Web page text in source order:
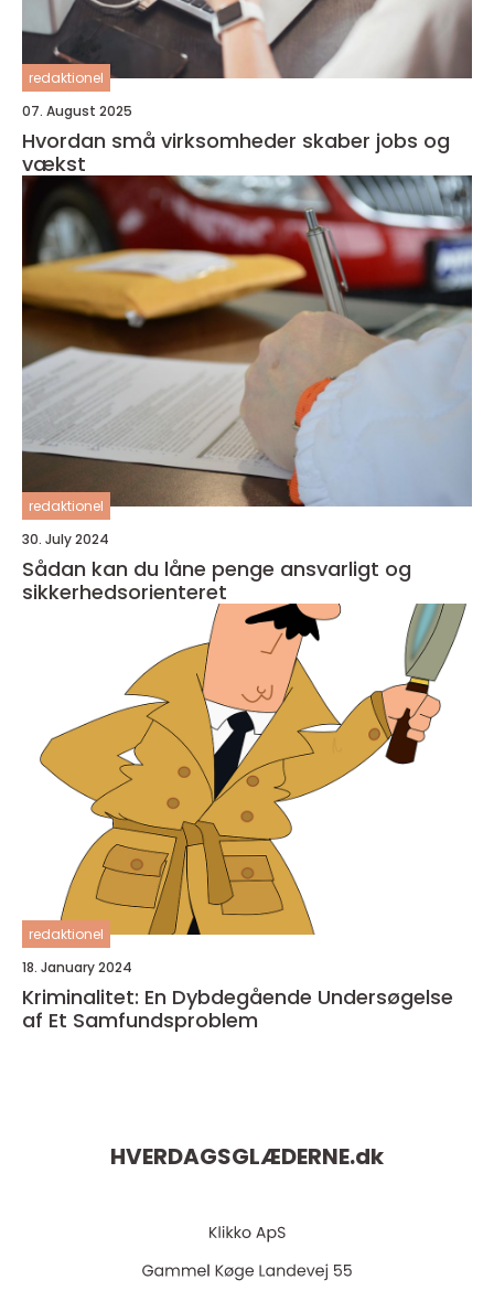
redaktionel
07. August 2025
Hvordan små virksomheder skaber jobs og
vækst
redaktionel
30. July 2024
Sådan kan du låne penge ansvarligt og
sikkerhedsorienteret
redaktionel
18. January 2024
Kriminalitet: En Dybdegående Undersøgelse
af Et Samfundsproblem
HVERDAGSGLÆDERNE.dk